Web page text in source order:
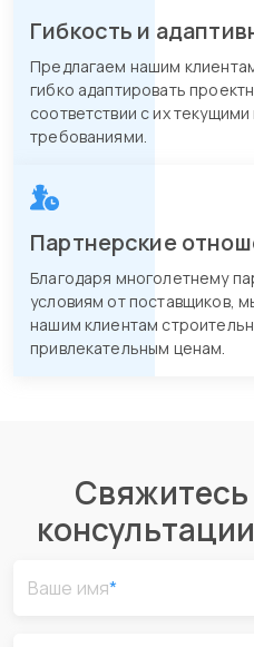
Гибкость и
Предлагаем нашим
гибко адаптировать
соответствии с их
требованиями.
Партнерские
Благодаря многолетнему
условиям от поставщиков,
нашим клиентам
привлекательным ценам.
Ваше имя*